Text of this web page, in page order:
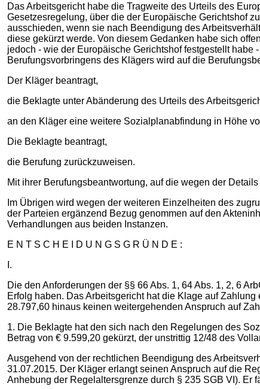
Das Arbeitsgericht habe die Tragweite des Urteils des
Gesetzesregelung, über die der Europäische Gerichtshof
ausschieden, wenn sie nach Beendigung des
diese gekürzt werde. Von diesem Gedanken habe sich
jedoch - wie der Europäische Gerichtshof festgestellt
Berufungsvorbringens des Klägers wird auf die
Der Kläger beantragt,
die Beklagte unter Abänderung des Urteils des
an den Kläger eine weitere Sozialplanabfindung in Höhe
Die Beklagte beantragt,
die Berufung zurückzuweisen.
Mit ihrer Berufungsbeantwortung, auf die wegen der
Im Übrigen wird wegen der weiteren Einzelheiten des
der Parteien ergänzend Bezug genommen auf den
Verhandlungen aus beiden Instanzen.
E N T S C H E I D U N G S G R Ü N D E :
I.
Die den Anforderungen der §§ 66 Abs. 1, 64 Abs. 1, 2, 6
Erfolg haben. Das Arbeitsgericht hat die Klage auf
28.797,60 hinaus keinen weitergehenden Anspruch auf
1. Die Beklagte hat den sich nach den Regelungen des
Betrag von € 9.599,20 gekürzt, der unstrittig 12/48 des
Ausgehend von der rechtlichen Beendigung des
31.07.2015. Der Kläger erlangt seinen Anspruch auf die
Anhebung der Regelaltersgrenze durch § 235 SGB VI). Er